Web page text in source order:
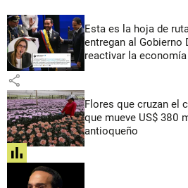
Esta es la hoja de
entregan al Gobierno
reactivar la economía
share
Flores que cruzan el
que mueve US$ 380
antioqueño
share